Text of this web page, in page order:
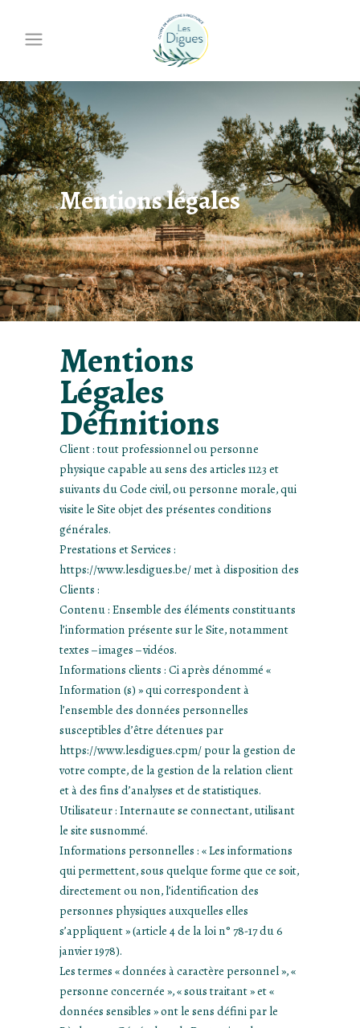
Mentions légales
Mentions
Légales
Définitions
Client : tout professionnel ou personne
physique capable au sens des articles 1123 et
suivants du Code civil, ou personne morale, qui
visite le Site objet des présentes conditions
générales.
Prestations et Services :
https://www.lesdigues.be/ met à disposition des
Clients :
Contenu : Ensemble des éléments constituants
l’information présente sur le Site, notamment
textes – images – vidéos.
Informations clients : Ci après dénommé «
Information (s) » qui correspondent à
l’ensemble des données personnelles
susceptibles d’être détenues par
https://www.lesdigues.cpm/ pour la gestion de
votre compte, de la gestion de la relation client
et à des fins d’analyses et de statistiques.
Utilisateur : Internaute se connectant, utilisant
le site susnommé.
Informations personnelles : « Les informations
qui permettent, sous quelque forme que ce soit,
directement ou non, l’identification des
personnes physiques auxquelles elles
s’appliquent » (article 4 de la loi n° 78-17 du 6
janvier 1978).
Les termes « données à caractère personnel », «
personne concernée », « sous traitant » et «
données sensibles » ont le sens défini par le